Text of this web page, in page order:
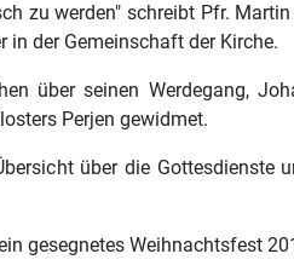
zu werden" schreibt Pfr.
in der Gemeinschaft der Kirche.
über seinen Werdegang,
Perjen gewidmet.
über die
gesegnetes Weihnachtsfest